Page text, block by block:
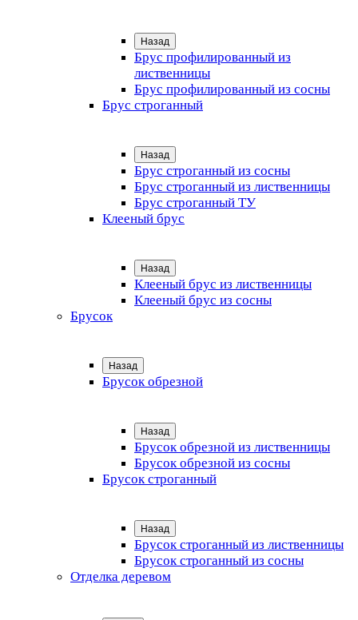
Назад
Брус профилированный из
лиственницы
Брус профилированный из сосны
Брус строганный
Назад
Брус строганный из сосны
Брус строганный из лиственницы
Брус строганный ТУ
Клееный брус
Назад
Клееный брус из лиственницы
Клееный брус из сосны
Брусок
Назад
Брусок обрезной
Назад
Брусок обрезной из лиственницы
Брусок обрезной из сосны
Брусок строганный
Назад
Брусок строганный из лиственницы
Брусок строганный из сосны
Отделка деревом